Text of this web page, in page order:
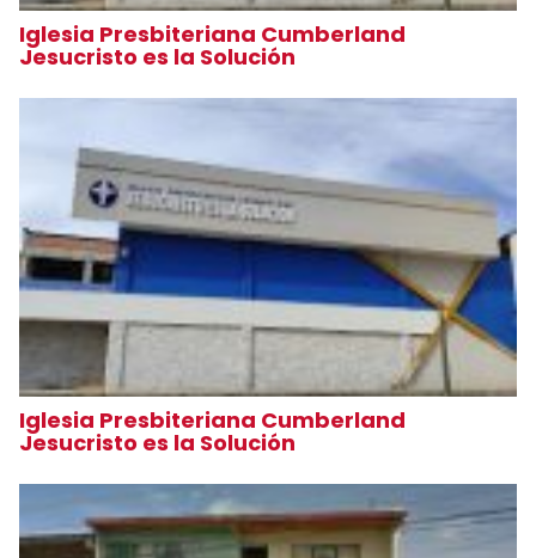
Iglesia Presbiteriana Cumberland
Jesucristo es la Solución
Iglesia Presbiteriana Cumberland
Jesucristo es la Solución